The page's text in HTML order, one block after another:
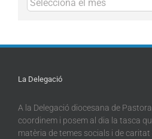
La Delegació
A la Delegació diocesana de
coordinem i posem al dia la tasca
matèria de temes socials i de caritat